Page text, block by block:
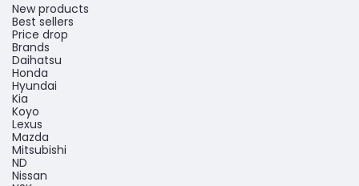
New products
Best sellers
Price drop
Brands
Daihatsu
Honda
Hyundai
Kia
Koyo
Lexus
Mazda
Mitsubishi
ND
Nissan